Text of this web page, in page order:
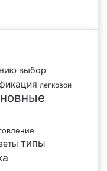
выбор
легковой
типы